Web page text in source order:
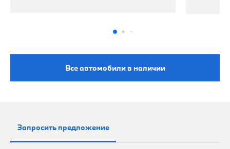
Все автомобили в наличии
Запросить предложение